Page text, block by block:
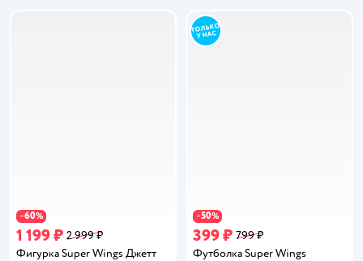
−60%
1 199 ₽ 2 999 ₽
Фигурка Super Wings Джетт
−50%
399 ₽ 799 ₽
Футболка Super Wings